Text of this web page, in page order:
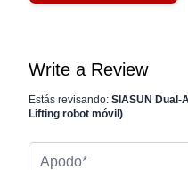
Write a Review
Estás revisando: SIASUN Dual-
Lifting robot móvil)